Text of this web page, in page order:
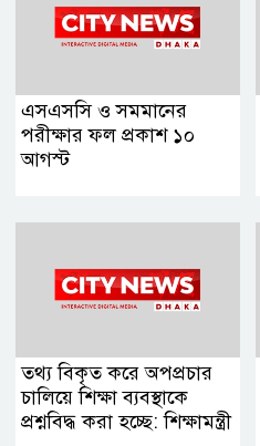
এসএসসি ও সমমানের
পরীক্ষার ফল প্রকাশ ১০
আগস্ট
তথ্য বিকৃত করে অপপ্রচার
চালিয়ে শিক্ষা ব্যবস্থাকে
প্রশ্নবিদ্ধ করা হচ্ছে: শিক্ষামন্ত্রী